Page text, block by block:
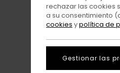
rechazar las cookies
a su consentimiento
cookies ypolítica de
Gestionar las